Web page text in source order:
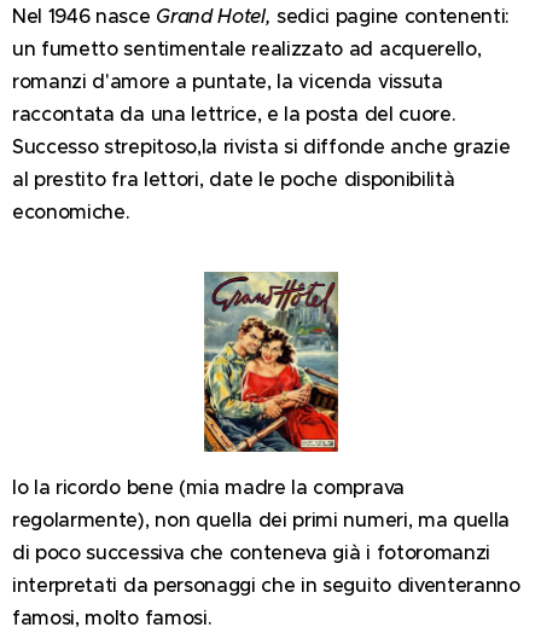
Nel 1946 nasce Grand Hotel, sedici pagine contenenti:
un fumetto sentimentale realizzato ad acquerello,
romanzi d'amore a puntate, la vicenda vissuta
raccontata da una lettrice, e la posta del cuore.
Successo strepitoso,la rivista si diffonde anche grazie
al prestito fra lettori, date le poche disponibilità
economiche.
Io la ricordo bene (mia madre la comprava
regolarmente), non quella dei primi numeri, ma quella
di poco successiva che conteneva già i fotoromanzi
interpretati da personaggi che in seguito diventeranno
famosi, molto famosi.